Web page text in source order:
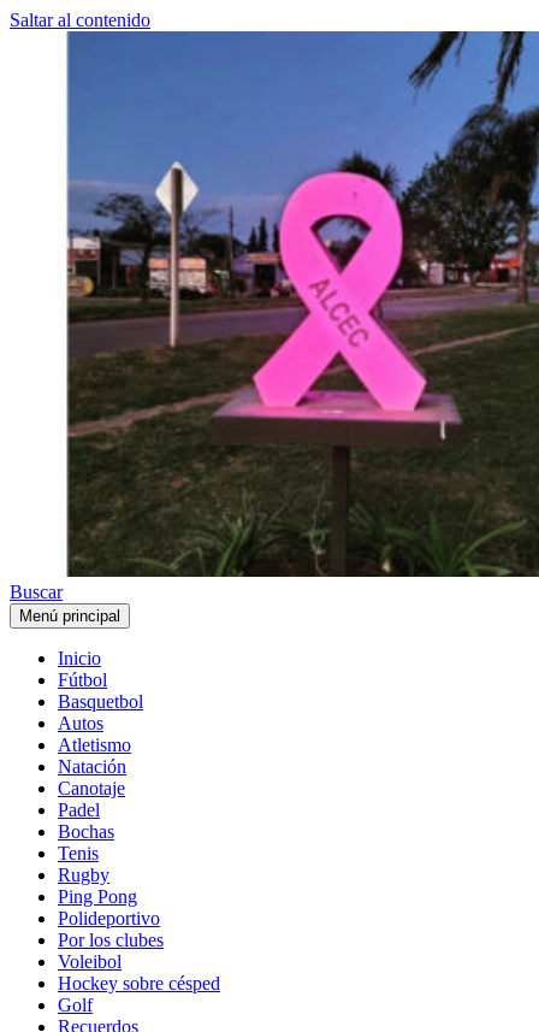
Saltar al contenido
Buscar
Menú principal
Inicio
Fútbol
Basquetbol
Autos
Atletismo
Natación
Canotaje
Padel
Bochas
Tenis
Rugby
Ping Pong
Polideportivo
Por los clubes
Voleibol
Hockey sobre césped
Golf
Recuerdos